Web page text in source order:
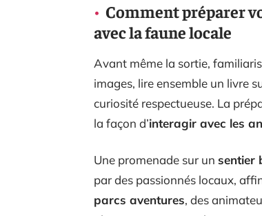
Comment préparer
avec la faune locale
Avant même la sortie,
images, lire ensemble un livre
curiosité respectueuse. La
la façon d’interagir avec les
Une promenade sur un sentier
par des passionnés locaux,
parcs aventures, des